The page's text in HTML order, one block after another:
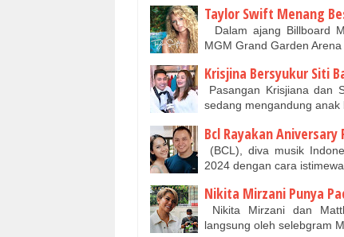
Taylor Swift Menang
Dalam ajang Billboard
MGM Grand Garden
Krisjina Bersyukur Siti
Pasangan Krisjiana dan
sedang mengandung anak
Bcl Rayakan
(BCL), diva musik
2024 dengan cara
Nikita Mirzani Punya
Nikita Mirzani dan
langsung oleh selebgram